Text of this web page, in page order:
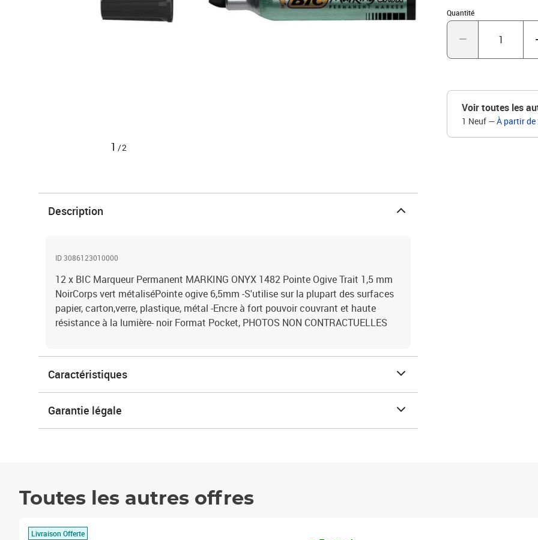
1 /2
Quantité
Quantité : 1
Voir toutes les
1 Neuf —À partir de
Description
ID 3086123010000
12 x BIC Marqueur Permanent MARKING ONYX 1482 Pointe Ogive Trait 1,5 mm
NoirCorps vert métaliséPointe ogive 6,5mm -S'utilise sur la plupart des surfaces
papier, carton,verre, plastique, métal -Encre à fort pouvoir couvrant et haute
résistance à la lumière- noir Format Pocket, PHOTOS NON CONTRACTUELLES
Caractéristiques
Garantie légale
Toutes les autres offres
Livraison Offerte